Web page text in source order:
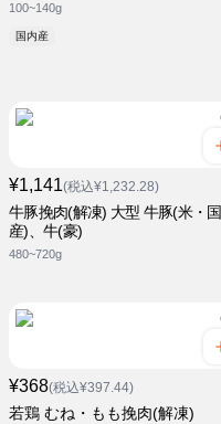
100~140g
国内産
¥1,141(税込¥1,232.28)
牛豚挽肉(解凍) 大型 牛豚(米・国
産)、牛(豪)
480~720g
¥368(税込¥397.44)
若鶏 むね・もも挽肉(解凍)